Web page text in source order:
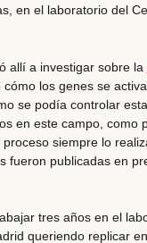
en el laboratorio del
allí a investigar sobre la
cómo los genes se
se podía controlar
en este campo, como
siempre lo
fueron publicadas en
tres años en el
queriendo replicar